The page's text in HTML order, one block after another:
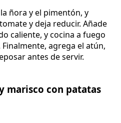
ñora y el pimentón, y
y deja reducir. Añade
caliente, y cocina a fuego
agrega el atún,
antes de servir.
marisco con patatas